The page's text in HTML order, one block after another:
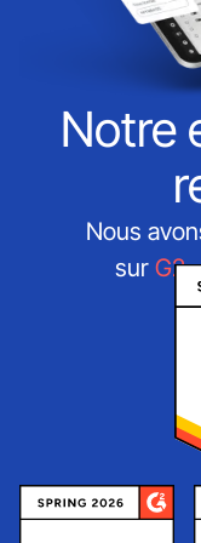
Notre
Nous
sur G2-